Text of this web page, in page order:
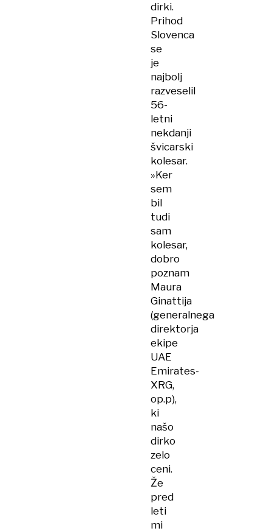
dirki.
Prihod
Slovenca
se
je
najbolj
razveselil
56-
letni
nekdanji
švicarski
kolesar.
»Ker
sem
bil
tudi
sam
kolesar,
dobro
poznam
Maura
Ginattija
(generalnega
direktorja
ekipe
UAE
Emirates-
XRG,
op.p),
ki
našo
dirko
zelo
ceni.
Že
pred
leti
mi